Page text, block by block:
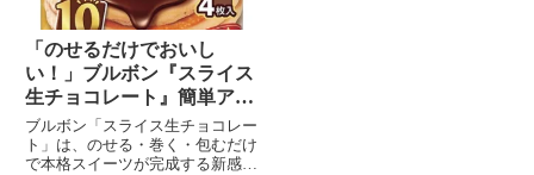
「のせるだけでおいし
い！」ブルボン『スライス
生チョコレート』簡単アレ
ンジで本格スイーツが完
成？
ブルボン「スライス生チョコレー
ト」は、のせる・巻く・包むだけ
で本格スイーツが完成する新感覚